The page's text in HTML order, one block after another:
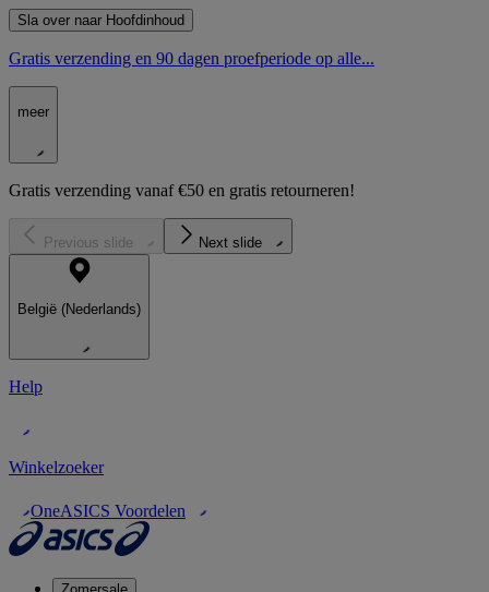
Sla over naar Hoofdinhoud
Gratis verzending en 90 dagen proefperiode op alle...
meer
Gratis verzending vanaf €50 en gratis retourneren!
Previous slide Next slide
België (Nederlands)
Help
Winkelzoeker
OneASICS Voordelen